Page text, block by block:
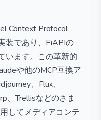
Context Protocol
装であり、PiAPIの
います。この革新的
や他のMCP互換ア
、Flux、
、Trellisなどのさま
してメディアコンテ